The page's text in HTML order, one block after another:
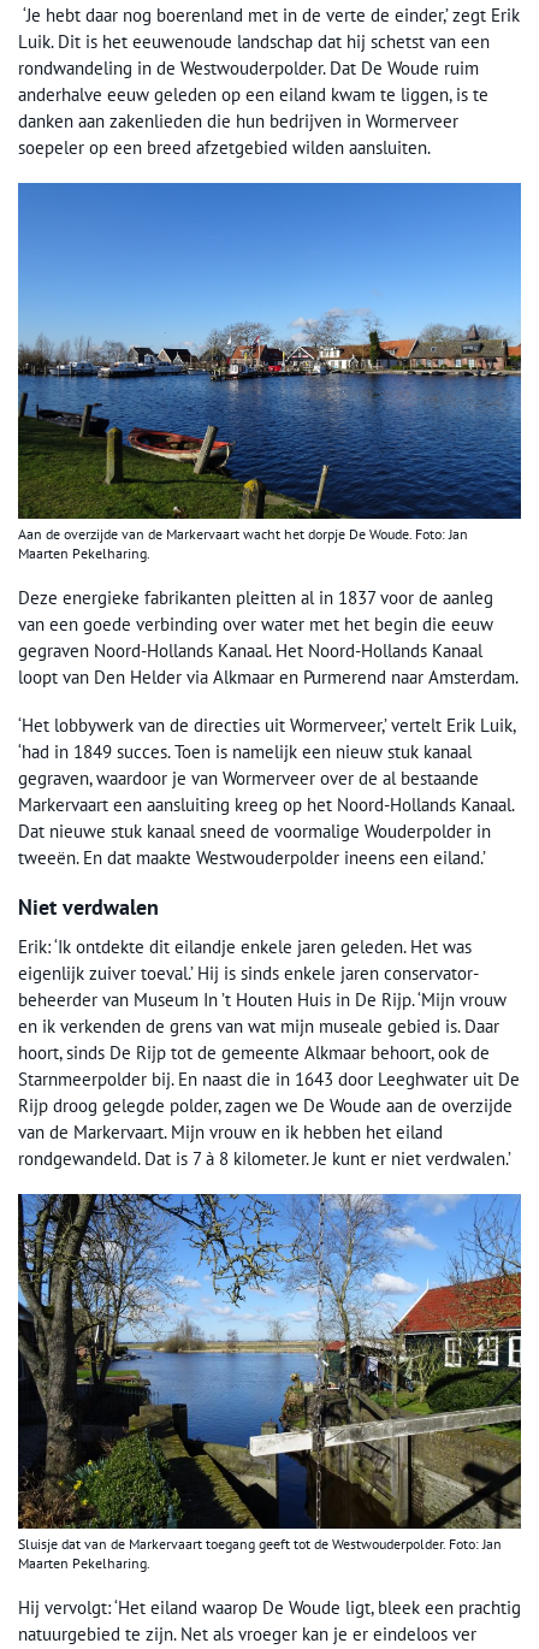
‘Je hebt daar nog boerenland met in de verte de einder,’ zegt Erik
Luik. Dit is het eeuwenoude landschap dat hij schetst van een
rondwandeling in de Westwouderpolder. Dat De Woude ruim
anderhalve eeuw geleden op een eiland kwam te liggen, is te
danken aan zakenlieden die hun bedrijven in Wormerveer
soepeler op een breed afzetgebied wilden aansluiten.
Aan de overzijde van de Markervaart wacht het dorpje De Woude. Foto: Jan
Maarten Pekelharing.
Deze energieke fabrikanten pleitten al in 1837 voor de aanleg
van een goede verbinding over water met het begin die eeuw
gegraven Noord-Hollands Kanaal. Het Noord-Hollands Kanaal
loopt van Den Helder via Alkmaar en Purmerend naar Amsterdam.
‘Het lobbywerk van de directies uit Wormerveer,’ vertelt Erik Luik,
‘had in 1849 succes. Toen is namelijk een nieuw stuk kanaal
gegraven, waardoor je van Wormerveer over de al bestaande
Markervaart een aansluiting kreeg op het Noord-Hollands Kanaal.
Dat nieuwe stuk kanaal sneed de voormalige Wouderpolder in
tweeën. En dat maakte Westwouderpolder ineens een eiland.’
Niet verdwalen
Erik: ‘Ik ontdekte dit eilandje enkele jaren geleden. Het was
eigenlijk zuiver toeval.’ Hij is sinds enkele jaren conservator-
beheerder van Museum In ’t Houten Huis in De Rijp. ‘Mijn vrouw
en ik verkenden de grens van wat mijn museale gebied is. Daar
hoort, sinds De Rijp tot de gemeente Alkmaar behoort, ook de
Starnmeerpolder bij. En naast die in 1643 door Leeghwater uit De
Rijp droog gelegde polder, zagen we De Woude aan de overzijde
van de Markervaart. Mijn vrouw en ik hebben het eiland
rondgewandeld. Dat is 7 à 8 kilometer. Je kunt er niet verdwalen.’
Sluisje dat van de Markervaart toegang geeft tot de Westwouderpolder. Foto: Jan
Maarten Pekelharing.
Hij vervolgt: ‘Het eiland waarop De Woude ligt, bleek een prachtig
natuurgebied te zijn. Net als vroeger kan je er eindeloos ver